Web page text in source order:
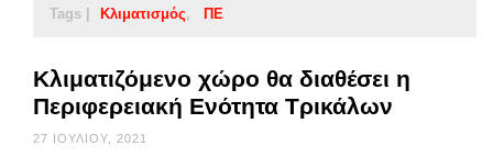
Tags | Κλιματισμός ΠΕ
Κλιματιζόμενο χώρο θα διαθέσει η
Περιφερειακή Ενότητα Τρικάλων
27 ΙΟΥΛΊΟΥ, 2021